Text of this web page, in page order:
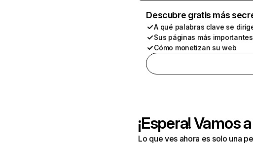
Descubre gratis más
A qué palabras clave se
Sus páginas más importantes
Cómo monetizan su web
¡Espera! Vamos
Lo que ves ahora es solo una